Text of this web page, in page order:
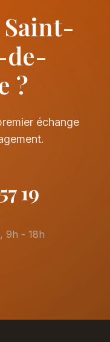
de-
?
échange
19
9h - 18h